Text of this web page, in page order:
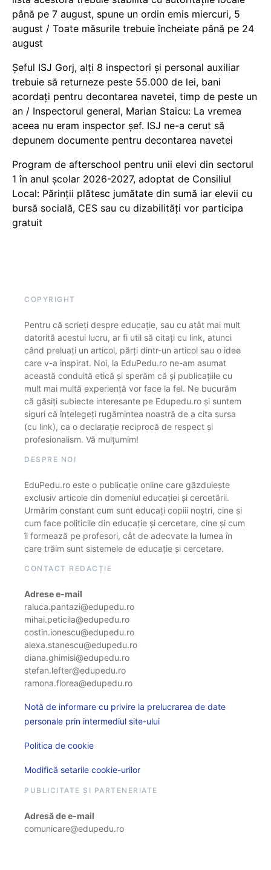
până pe 7 august, spune un ordin emis miercuri, 5
august / Toate măsurile trebuie încheiate până pe 24
august
Șeful ISJ Gorj, alți 8 inspectori și personal auxiliar
trebuie să returneze peste 55.000 de lei, bani
acordați pentru decontarea navetei, timp de peste un
an / Inspectorul general, Marian Staicu: La vremea
aceea nu eram inspector șef. ISJ ne-a cerut să
depunem documente pentru decontarea navetei
Program de afterschool pentru unii elevi din sectorul
1 în anul școlar 2026-2027, adoptat de Consiliul
Local: Părinții plătesc jumătate din sumă iar elevii cu
bursă socială, CES sau cu dizabilităţi vor participa
gratuit
COPYRIGHT
Pentru că scrieți despre educație, sau cu atât mai mult
datorită acestui lucru, ar fi util să citați cu link, atunci
când preluați un articol, părți dintr-un articol sau o idee
care v-a inspirat. Noi, la EduPedu.ro ne-am asumat
această conduită etică și sperăm că și publicațiile cu
mult mai multă experiență vor face la fel. Ne bucurăm
că găsiți subiecte interesante pe Edupedu.ro și suntem
siguri că înțelegeți rugămintea noastră de a cita sursa
(cu link), ca o declarație reciprocă de respect și
profesionalism. Vă mulțumim!
DESPRE NOI
EduPedu.ro este o publicație online care găzduiește
exclusiv articole din domeniul educației și cercetării.
Urmărim constant cum sunt educați copiii noștri, cine și
cum face politicile din educație și cercetare, cine și cum
îi formează pe profesori, cât de adecvate la lumea în
care trăim sunt sistemele de educație și cercetare.
CONTACT REDACȚIE
Adrese e-mail
raluca.pantazi@edupedu.ro
mihai.peticila@edupedu.ro
costin.ionescu@edupedu.ro
alexa.stanescu@edupedu.ro
diana.ghimisi@edupedu.ro
stefan.lefter@edupedu.ro
ramona.florea@edupedu.ro
Notă de informare cu privire la prelucrarea de date
personale prin intermediul site-ului
Politica de cookie
Modifică setarile cookie-urilor
PUBLICITATE ȘI PARTENERIATE
Adresă de e-mail
comunicare@edupedu.ro